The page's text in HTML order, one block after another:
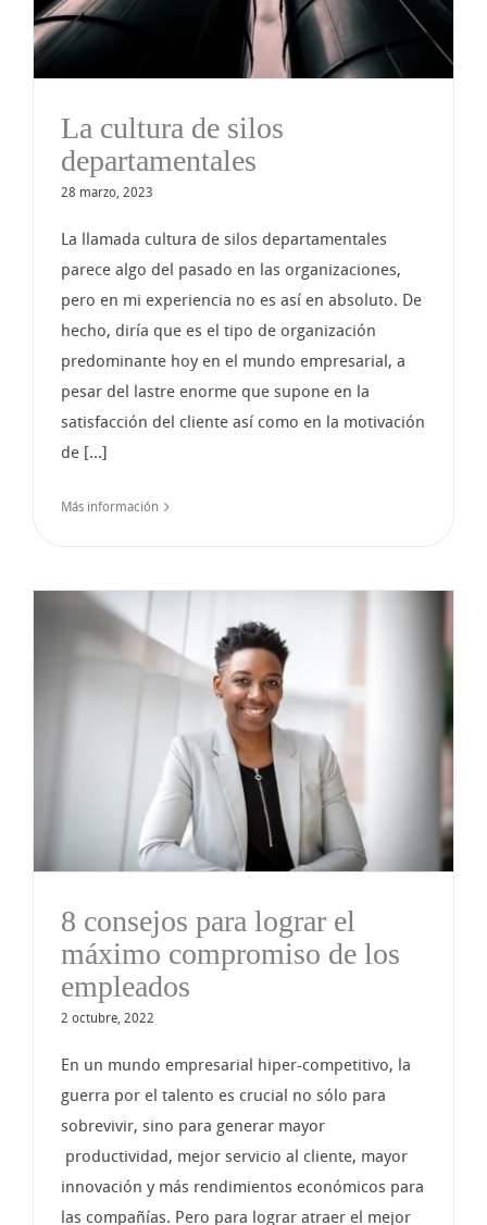
La cultura de silos
departamentales
28 marzo, 2023
La llamada cultura de silos departamentales
parece algo del pasado en las organizaciones,
pero en mi experiencia no es así en absoluto. De
hecho, diría que es el tipo de organización
predominante hoy en el mundo empresarial, a
pesar del lastre enorme que supone en la
satisfacción del cliente así como en la motivación
de [...]
Más información
8 consejos para lograr el
máximo compromiso de los
empleados
2 octubre, 2022
En un mundo empresarial hiper-competitivo, la
guerra por el talento es crucial no sólo para
sobrevivir, sino para generar mayor
productividad, mejor servicio al cliente, mayor
innovación y más rendimientos económicos para
las compañías. Pero para lograr atraer el mejor